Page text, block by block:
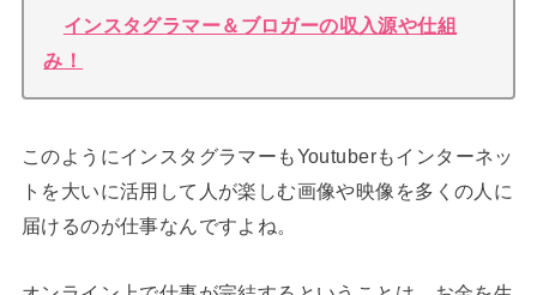
インスタグラマー＆ブロガーの収入源や仕組
み！
このようにインスタグラマーもYoutuberもインターネッ
トを大いに活用して人が楽しむ画像や映像を多くの人に
届けるのが仕事なんですよね。